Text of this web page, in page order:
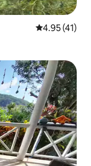
평점 4.95점
4.95 (41)